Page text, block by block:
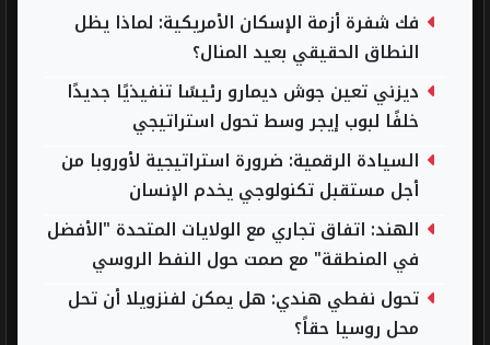
فك شفرة أزمة الإسكان الأمريكية: لماذا يظل
النطاق الحقيقي بعيد المنال؟
ديزني تعين جوش ديمارو رئيسًا تنفيذيًا جديدًا
خلفًا لبوب إيجر وسط تحول استراتيجي
السيادة الرقمية: ضرورة استراتيجية لأوروبا من
أجل مستقبل تكنولوجي يخدم الإنسان
الهند: اتفاق تجاري مع الولايات المتحدة "الأفضل
في المنطقة" مع صمت حول النفط الروسي
تحول نفطي هندي: هل يمكن لفنزويلا أن تحل
محل روسيا حقاً؟